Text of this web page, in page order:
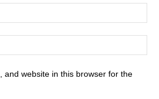
and website in this browser for the